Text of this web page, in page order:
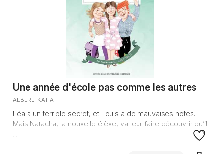
Une année d'école pas comme les autres
AEBERLI KATIA
Léa a un terrible secret, et Louis a de mauvaises notes.
Mais Natacha, la nouvelle élève, va leur faire découvrir qu’il